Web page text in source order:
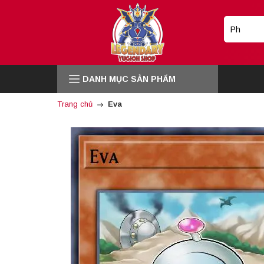
DANH MỤC SẢN PHẨM
Trang chủ Eva